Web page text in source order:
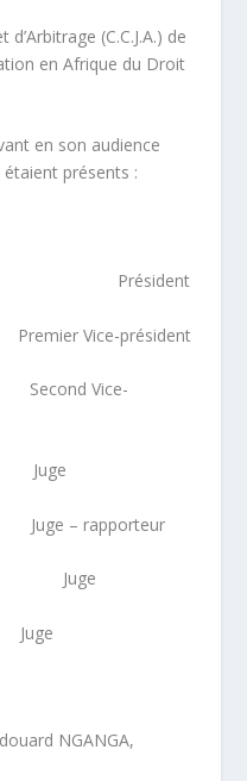
(C.C.J.A.) de
en Afrique du Droit
en son audience
présents :
BA, Président
Vice-président
Second Vice-
Juge
– rapporteur
Juge
NGANGA,